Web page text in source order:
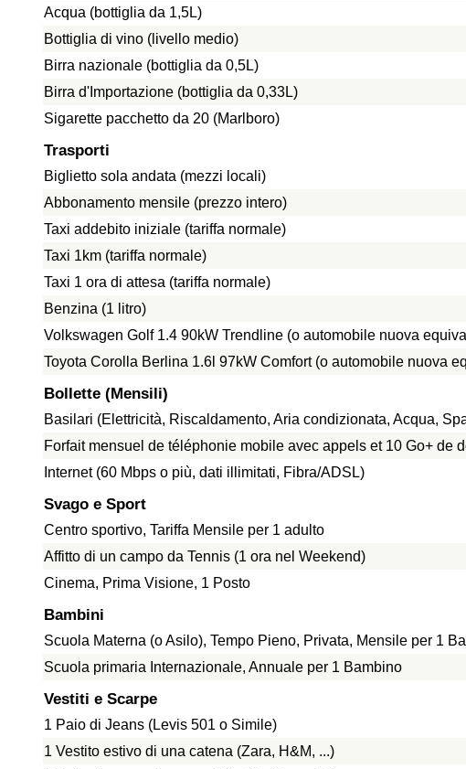
Acqua (bottiglia da 1,5L)
Bottiglia di vino (livello medio)
Birra nazionale (bottiglia da 0,5L)
Birra d'Importazione (bottiglia da 0,33L)
Sigarette pacchetto da 20 (Marlboro)
Trasporti
Biglietto sola andata (mezzi locali)
Abbonamento mensile (prezzo intero)
Taxi addebito iniziale (tariffa normale)
Taxi 1km (tariffa normale)
Taxi 1 ora di attesa (tariffa normale)
Benzina (1 litro)
Volkswagen Golf 1.4 90kW Trendline (o automobile nuova
Toyota Corolla Berlina 1.6l 97kW Comfort (o automobile nuova
Bollette (Mensili)
Basilari (Elettricità, Riscaldamento, Aria condizionata, Acqua,
Forfait mensuel de téléphonie mobile avec appels et 10 Go+ de
Internet (60 Mbps o più, dati illimitati, Fibra/ADSL)
Svago e Sport
Centro sportivo, Tariffa Mensile per 1 adulto
Affitto di un campo da Tennis (1 ora nel Weekend)
Cinema, Prima Visione, 1 Posto
Bambini
Scuola Materna (o Asilo), Tempo Pieno, Privata, Mensile per 1
Scuola primaria Internazionale, Annuale per 1 Bambino
Vestiti e Scarpe
1 Paio di Jeans (Levis 501 o Simile)
1 Vestito estivo di una catena (Zara, H&M, ...)